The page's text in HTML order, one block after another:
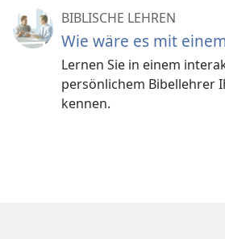
BIBLISCHE LEHREN
Wie wäre es mit
Lernen Sie in einem
persönlichem Bibellehrer
kennen.